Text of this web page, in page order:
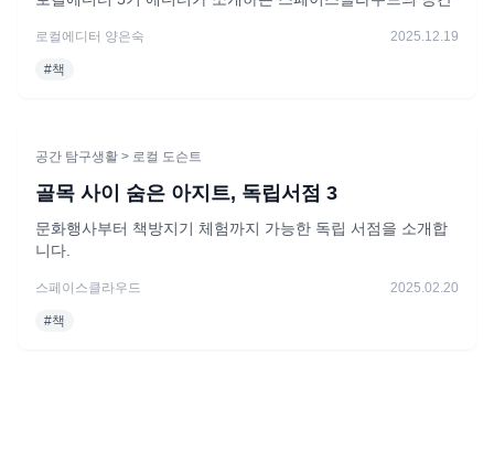
로컬에디터 양은숙 2025.12.19
#책
공간 탐구생활 > 로컬 도슨트
골목 사이 숨은 아지트, 독립서점 3
문화행사부터 책방지기 체험까지 가능한 독립 서점을 소개합
니다.
스페이스클라우드 2025.02.20
#책